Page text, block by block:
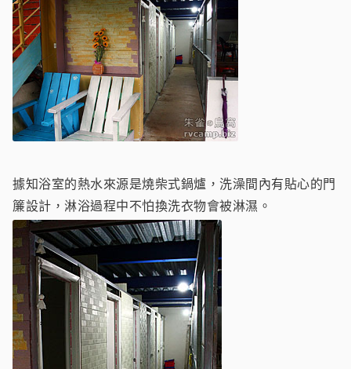
據知浴室的熱水來源是燒柴式鍋爐，洗澡間內有貼心的門
簾設計，淋浴過程中不怕換洗衣物會被淋濕。